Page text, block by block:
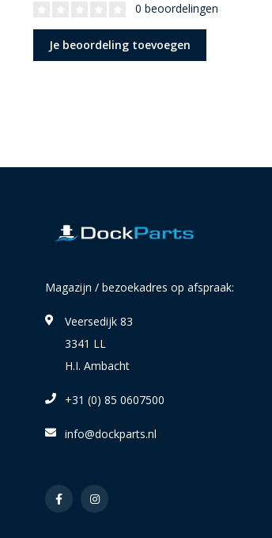
0 beoordelingen
Je beoordeling toevoegen
Magazijn / bezoekadres op afspraak:
Veersedijk 83
3341 LL
H.I. Ambacht
+31 (0) 85 0607500
info@dockparts.nl